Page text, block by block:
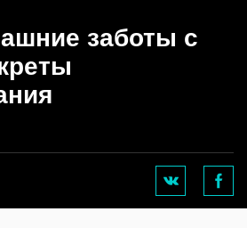
заботы с